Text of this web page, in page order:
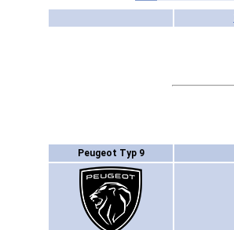
Peugeot Typ 9